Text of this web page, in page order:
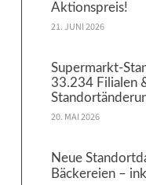
Aktionspreis!
21. JUNI 2026
Supermarkt-
33.234 Filialen
20. MAI 2026
Neue
Bäckereien –